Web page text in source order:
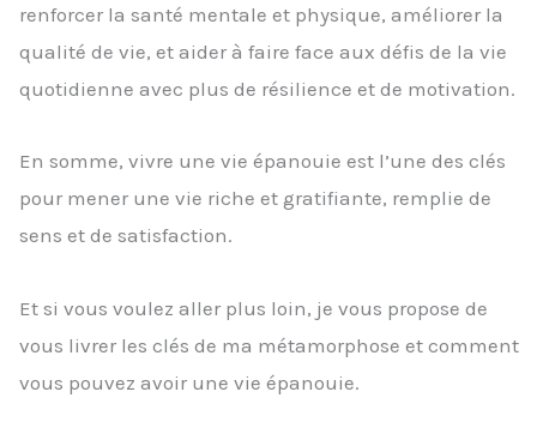
renforcer la santé mentale et physique, améliorer la
qualité de vie, et aider à faire face aux défis de la vie
quotidienne avec plus de résilience et de motivation.
En somme, vivre une vie épanouie est l’une des clés
pour mener une vie riche et gratifiante, remplie de
sens et de satisfaction.
Et si vous voulez aller plus loin, je vous propose de
vous livrer les clés de ma métamorphose et comment
vous pouvez avoir une vie épanouie.